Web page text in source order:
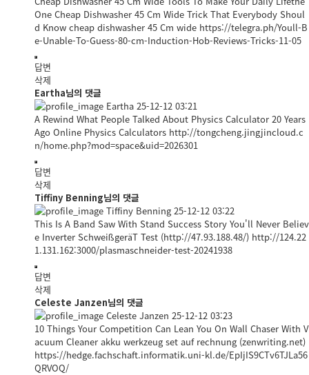
One Cheap Dishwasher 45 Cm Wide Trick That Everybody Shoul
d Know cheap dishwasher 45 Cm wide https://telegra.ph/Youll-B
e-Unable-To-Guess-80-cm-Induction-Hob-Reviews-Tricks-11-05
답변
삭제
Eartha님의 댓글
Eartha 25-12-12 03:21
A Rewind What People Talked About Physics Calculator 20 Years
Ago Online Physics Calculators http://tongcheng.jingjincloud.c
n/home.php?mod=space&uid=2026301
답변
삭제
Tiffiny Benning님의 댓글
Tiffiny Benning 25-12-12 03:22
This Is A Band Saw With Stand Success Story You'll Never Believ
e Inverter SchweißgeräT Test (http://47.93.188.48/) http://124.22
1.131.162:3000/plasmaschneider-test-20241938
답변
삭제
Celeste Janzen님의 댓글
Celeste Janzen 25-12-12 03:23
10 Things Your Competition Can Lean You On Wall Chaser With V
acuum Cleaner akku werkzeug set auf rechnung (zenwriting.net)
https://hedge.fachschaft.informatik.uni-kl.de/EpIjIS9CTv6TJLa56
QRVOQ/